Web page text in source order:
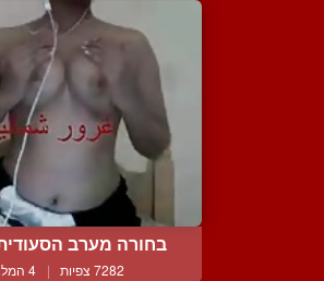
בחורה מערב
7282 צפיות | 4 המלצות